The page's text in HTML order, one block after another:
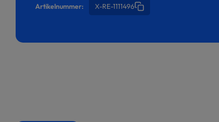
Artikelnummer: X-RE-1111496